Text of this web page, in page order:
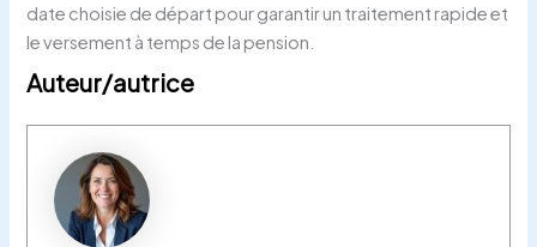
date choisie de départ pour garantir un traitement rapide et
le versement à temps de la pension.
Auteur/autrice